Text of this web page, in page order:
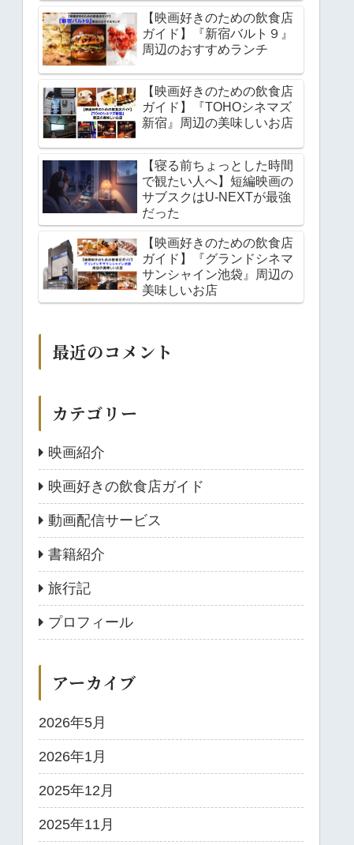
【映画好きのための飲食店
ガイド】『新宿バルト９』
周辺のおすすめランチ
【映画好きのための飲食店
ガイド】『TOHOシネマズ
新宿』周辺の美味しいお店
【寝る前ちょっとした時間
で観たい人へ】短編映画の
サブスクはU-NEXTが最強
だった
【映画好きのための飲食店
ガイド】『グランドシネマ
サンシャイン池袋』周辺の
美味しいお店
最近のコメント
カテゴリー
映画紹介
映画好きの飲食店ガイド
動画配信サービス
書籍紹介
旅行記
プロフィール
アーカイブ
2026年5月
2026年1月
2025年12月
2025年11月